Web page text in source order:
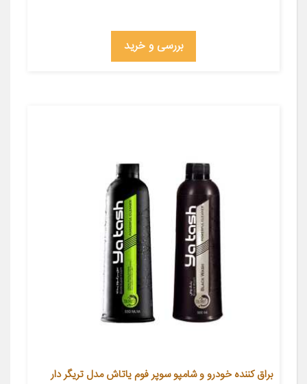
بررسی و خرید
براق کننده خودرو و شامپو سوپر فوم یاتاش مدل تریگر دار